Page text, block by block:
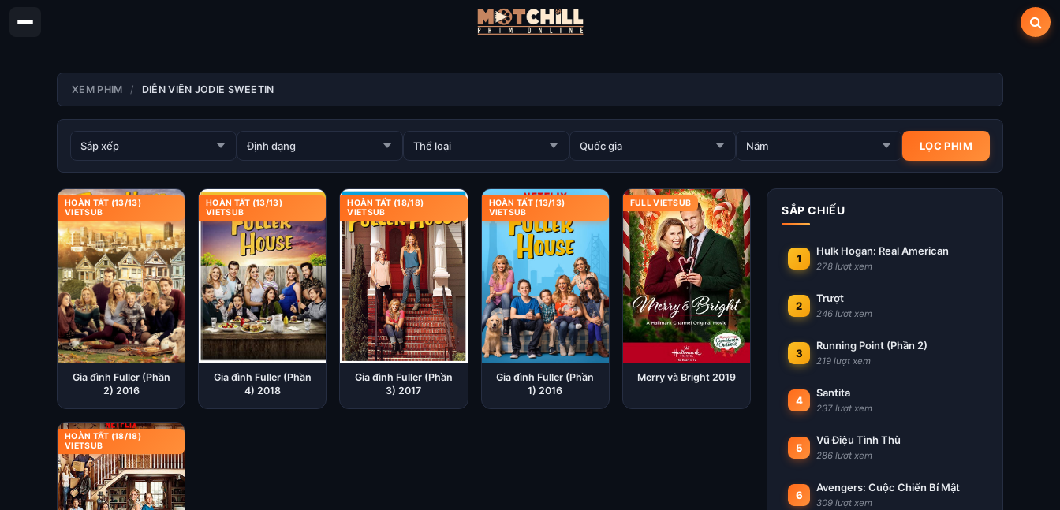
XEM PHIM DIỄN VIÊN JODIE SWEETIN
HOÀN TẤT (13/13)
VIETSUB
Gia đình Fuller (Phần
2) 2016
HOÀN TẤT (13/13)
VIETSUB
Gia đình Fuller (Phần
4) 2018
HOÀN TẤT (18/18)
VIETSUB
Gia đình Fuller (Phần
3) 2017
HOÀN TẤT (13/13)
VIETSUB
Gia đình Fuller (Phần
1) 2016
FULL VIETSUB
Merry và Bright 2019
HOÀN TẤT (18/18)
VIETSUB
SẮP CHIẾU
1
Hulk Hogan: Real American
278 lượt xem
2
Trượt
246 lượt xem
3
Running Point (Phần 2)
219 lượt xem
4
Santita
237 lượt xem
5
Vũ Điệu Tình Thù
286 lượt xem
6
Avengers: Cuộc Chiến Bí Mật
309 lượt xem